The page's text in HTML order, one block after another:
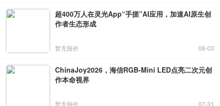
超400万人在灵光App“手搓”AI应用，加速AI原生创
作者生态形成
暂无报价 08-03
ChinaJoy2026，海信RGB-Mini LED点亮二次元创
作本命视界
暂无报价 07-31